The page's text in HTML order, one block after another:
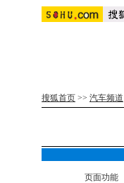
搜狐首页 >> 汽车频道
页面功能